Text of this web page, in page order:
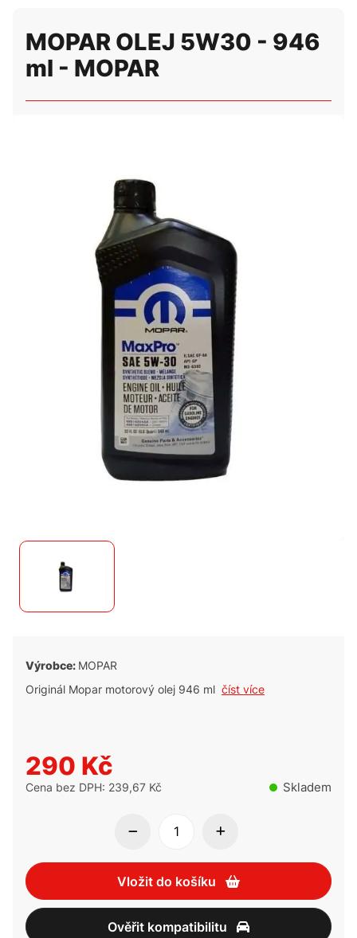
MOPAR OLEJ 5W30 - 946
ml - MOPAR
Výrobce: MOPAR
Originál Mopar motorový olej 946 ml číst více
290 Kč
Cena bez DPH: 239,67 Kč Skladem
Vložit do košíku
Ověřit kompatibilitu